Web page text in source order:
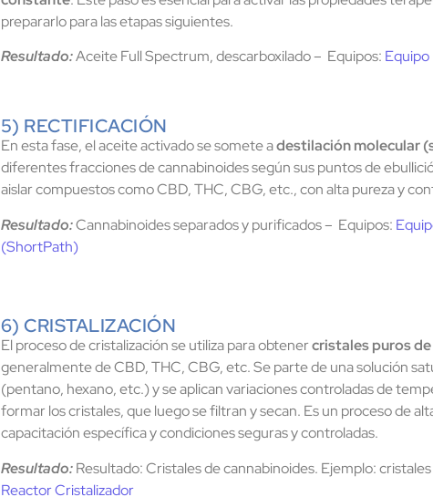
prepararlo para las etapas siguientes.
Resultado:Aceite Full Spectrum, descarboxilado – Equipos:
5) RECTIFICACIÓN
En esta fase, el aceite activado se somete adestilación molecular
diferentes fracciones de cannabinoides según sus puntos de
aislar compuestos como CBD, THC, CBG, etc., con alta pureza y
Resultado:Cannabinoides separados y purificados – Equipos:
(ShortPath)
6) CRISTALIZACIÓN
El proceso de cristalización se utiliza para obtenercristales puros
generalmente de CBD, THC, CBG, etc. Se parte de una solución
(pentano, hexano, etc.) y se aplican variaciones controladas de
formar los cristales, que luego se filtran y secan. Es un proceso de
capacitación específica y condiciones seguras y controladas.
Resultado:Resultado: Cristales de cannabinoides. Ejemplo:
Reactor Cristalizador